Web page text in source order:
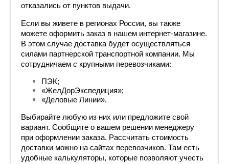
отказались от пунктов выдачи.
Если вы живете в регионах России, вы также
можете оформить заказ в нашем интернет-магазине.
В этом случае доставка будет осуществляться
силами партнерской транспортной компании. Мы
сотрудничаем с крупными перевозчиками:
ПЭК;
«ЖелДорЭкспедиция»;
«Деловые Линии».
Выбирайте любую из них или предложите свой
вариант. Сообщите о вашем решении менеджеру
при оформлении заказа. Рассчитать стоимость
доставки можно на сайтах перевозчиков. Там есть
удобные калькуляторы, которые позволяют учесть